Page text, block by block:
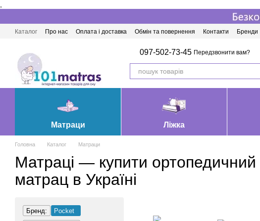
Каталог Про нас Оплата і доставка Обмін та повернення Контакти Бренди
097-502-73-45 Передзвонити вам?
Матраци Ліжка
Головна Каталог Матраци
Матраці — купити ортопедичний
матрац в Україні
Бренд:
Pocket